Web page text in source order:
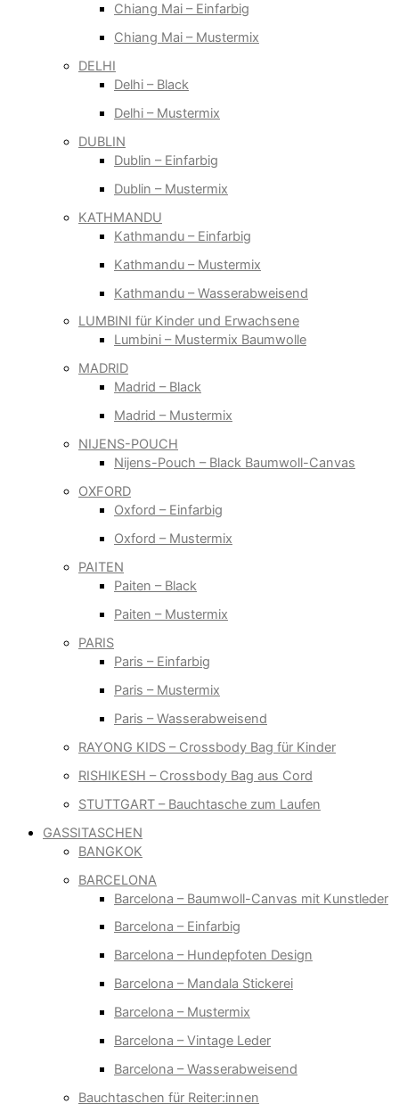
Chiang Mai – Einfarbig
Chiang Mai – Mustermix
DELHI
Delhi – Black
Delhi – Mustermix
DUBLIN
Dublin – Einfarbig
Dublin – Mustermix
KATHMANDU
Kathmandu – Einfarbig
Kathmandu – Mustermix
Kathmandu – Wasserabweisend
LUMBINI für Kinder und Erwachsene
Lumbini – Mustermix Baumwolle
MADRID
Madrid – Black
Madrid – Mustermix
NIJENS-POUCH
Nijens-Pouch – Black Baumwoll-Canvas
OXFORD
Oxford – Einfarbig
Oxford – Mustermix
PAITEN
Paiten – Black
Paiten – Mustermix
PARIS
Paris – Einfarbig
Paris – Mustermix
Paris – Wasserabweisend
RAYONG KIDS – Crossbody Bag für Kinder
RISHIKESH – Crossbody Bag aus Cord
STUTTGART – Bauchtasche zum Laufen
GASSITASCHEN
BANGKOK
BARCELONA
Barcelona – Baumwoll-Canvas mit Kunstleder
Barcelona – Einfarbig
Barcelona – Hundepfoten Design
Barcelona – Mandala Stickerei
Barcelona – Mustermix
Barcelona – Vintage Leder
Barcelona – Wasserabweisend
Bauchtaschen für Reiter:innen